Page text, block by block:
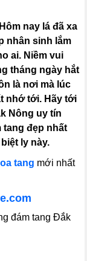
nay lá đã xa
nhân sinh lắm
ai. Niềm vui
tháng ngày hắt
là nơi mà lúc
nhớ tới. Hãy tới
Nông uy tín
đẹp nhất
ly này.
tang mới nhất
đám tang Đắk